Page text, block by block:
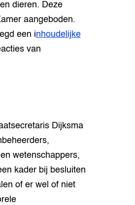
dieren. Deze
aangeboden.
een inhoudelijke
van
Dijksma
wetenschappers,
kader bij besluiten
of er wel of niet